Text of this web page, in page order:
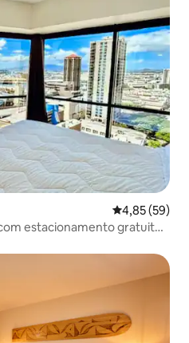
4,85 de uma
4,85 (59)
estacionamento gratuito